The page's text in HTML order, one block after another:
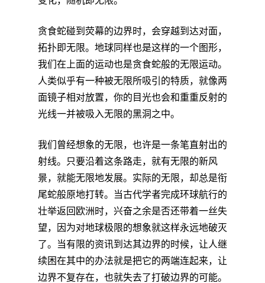
贪食蛇碰到荧幕的边界时，会穿越到达对面，
拓扑即无限。地球同样也是这样的一个图形，
我们在上面的运动也是贪食蛇般的无限运动。
人类似乎有一种被无限所吸引的特质，就像两
面镜子相对放置，你的目光也会和重重反射的
光线一并被吸入无限的黑洞之中。
我们曾经想象的无限，也许是一条笔直射出的
射线。只要沿着这条路走，就有无限的新风
景，就能无限地发展。实际的无限，却总是衔
尾蛇般原地打转。当古代学者完成环球航行的
壮举返回欧洲时，兴奋之余是否还带着一丝失
望，因为对地球极限的想象就这样永远地破灭
了。当有限的资讯到达其边界的时候，让人继
续困在其中的办法就是把它的两端连起来，让
边界不复存在，也就失去了打破边界的可能。